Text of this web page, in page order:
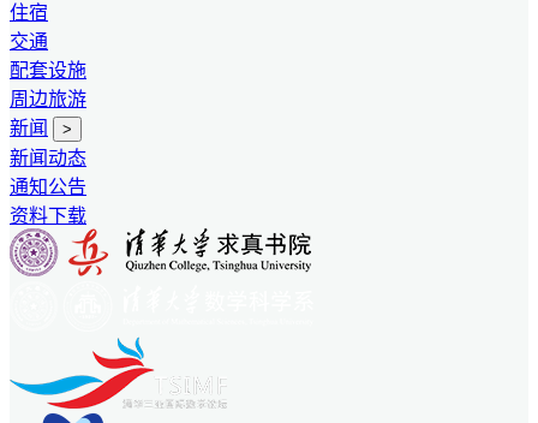
住宿
交通
配套设施
周边旅游
新闻
>
新闻动态
通知公告
资料下载